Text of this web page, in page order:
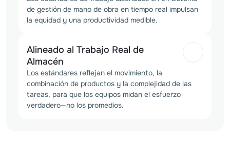
de gestión de mano de obra en tiempo real impulsan
la equidad y una productividad medible.
Alineado al Trabajo Real de
Almacén
Los estándares reflejan el movimiento, la
combinación de productos y la complejidad de las
tareas, para que los equipos midan el esfuerzo
verdadero—no los promedios.